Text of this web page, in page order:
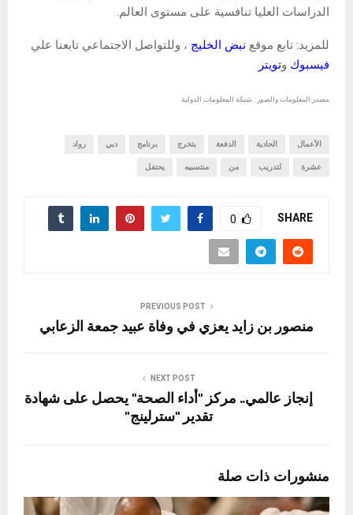
الدراسات العليا تنافسية على مستوى العالم.
للمزيد: تابع موقع نبض الخليج ، وللتواصل الاجتماعي تابعنا علي
فيسبوك وتويتر
مصدر المعلومات والصور : شبكة المعلومات الدولية
الأعمال الحادية الدفعة بتخرج برنامج دبي رواد
عشرة لتدريب من منتسبيه يحتفل
SHARE
0
PREVIOUS POST
منصور بن زايد يعزي في وفاة عبيد جمعة الزعابي
NEXT POST
إنجاز عالمي.. مركز "أداء الصحة" يحصل على شهادة
تقدير "سترلينج"
منشورات ذات صلة